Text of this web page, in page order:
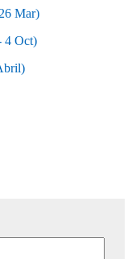
Mar)
4 Oct)